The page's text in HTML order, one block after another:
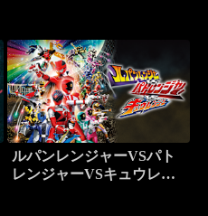
ルパンレンジャーVSパト
レンジャーVSキュウレン